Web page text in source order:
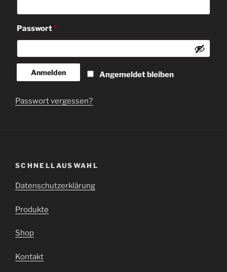
Passwort*Erforderlich
Angemeldet bleiben
Anmelden
Passwort vergessen?
SCHNELLAUSWAHL
Datenschutzerklärung
Produkte
Shop
Kontakt